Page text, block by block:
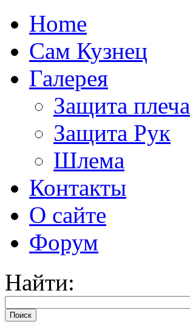
Home
Сам Кузнец
Галерея
Защита плеча
Защита Рук
Шлема
Контакты
О сайте
Форум
Найти:
Поиск